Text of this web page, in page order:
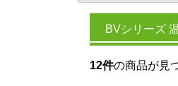
BVシリーズ
12件の商品が見